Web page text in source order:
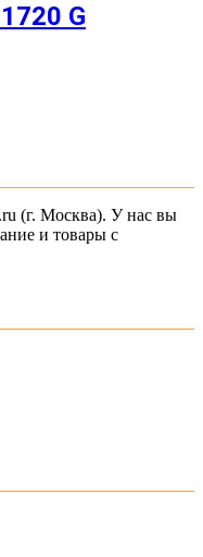
G
(г. Москва). У нас вы
и товары с